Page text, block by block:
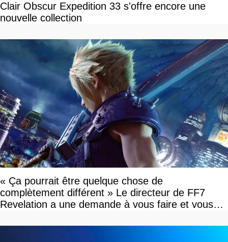
Clair Obscur Expedition 33 s'offre encore une
nouvelle collection
« Ça pourrait être quelque chose de
complètement différent » Le directeur de FF7
Revelation a une demande à vous faire et vous